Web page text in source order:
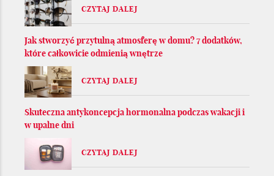
CZYTAJ DALEJ
Jak stworzyć przytulną atmosferę w domu? 7 dodatków,
które całkowicie odmienią wnętrze
CZYTAJ DALEJ
Skuteczna antykoncepcja hormonalna podczas wakacji i
w upalne dni
CZYTAJ DALEJ